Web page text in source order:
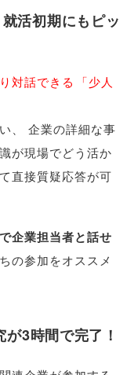
就活初期にもピッ
対話できる 「少人
企業の詳細な事
が現場でどう活か
直接質疑応答が可
企業担当者と話せ
の参加をオススメ
3時間で完了！